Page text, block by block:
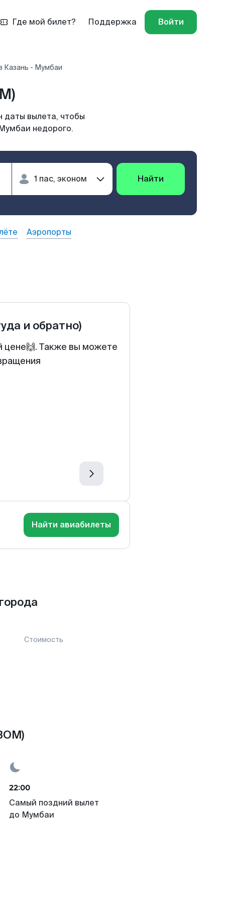
Где мой билет? Поддержка Войти
Казань - Мумбаи
даты вылета, чтобы
недорого.
Найти
Аэропорты
и обратно)
цене🙌. Также вы можете
Найти авиабилеты
Стоимость
22:00
Самый поздний вылет
до Мумбаи